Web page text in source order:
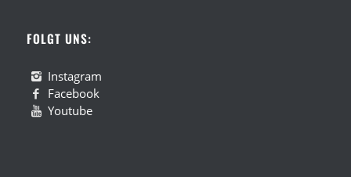
FOLGT UNS:
Instagram
Facebook
Youtube